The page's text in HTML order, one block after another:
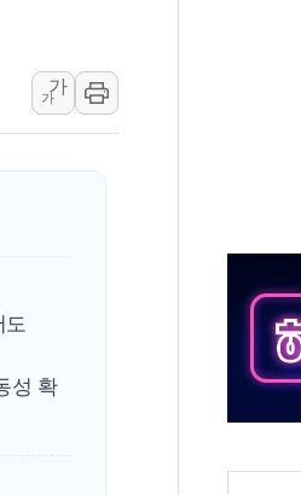
규모 400MW 태양광 착공…여의도 1.6
승에 소폭 하락...금융주 낙폭 커
…반복되는 국토부-서울시 '정책 엇박
가
가
도
성 확